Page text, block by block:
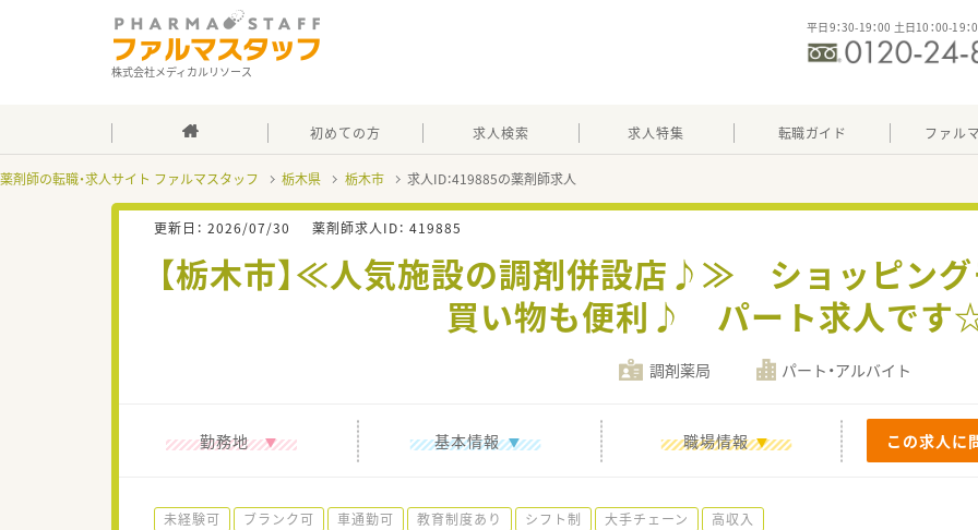
株式会社メディカルリソース
平日9：30-19：00 土日10：00-19：
初めての方 求人検索 求人特集 転職ガイド ファル
薬剤師の転職・求人サイト ファルマスタッフ 栃木県 栃木市 求人ID：419885の薬剤師求人
更新日： 2026/07/30 薬剤師求人ID： 419885
【栃木市】≪人気施設の調剤併設店♪≫ ショッピン
買い物も便利♪ パート求人で
調剤薬局 パート・アルバイト
勤務地 基本情報 職場情報 この求人に
未経験可 ブランク可 車通勤可 教育制度あり シフト制 大手チェーン 高収入